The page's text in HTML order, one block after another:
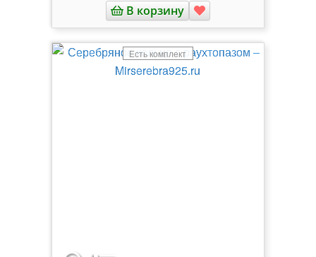
В корзину
Есть комплект